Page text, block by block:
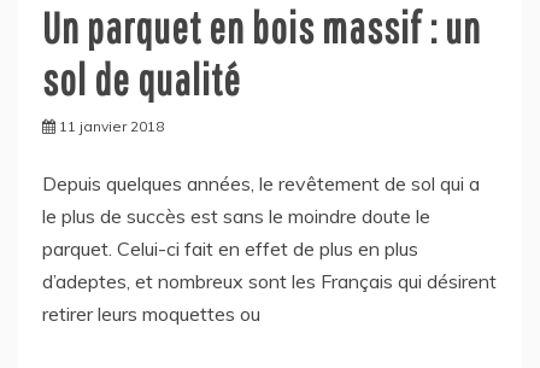
Un parquet en bois massif : un
sol de qualité
11 janvier 2018
Depuis quelques années, le revêtement de sol qui a
le plus de succès est sans le moindre doute le
parquet. Celui-ci fait en effet de plus en plus
d’adeptes, et nombreux sont les Français qui désirent
retirer leurs moquettes ou